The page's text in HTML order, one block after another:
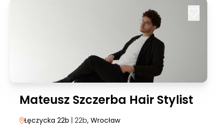
Mateusz Szczerba Hair Stylist
Łęczycka 22b | 22b, Wrocław